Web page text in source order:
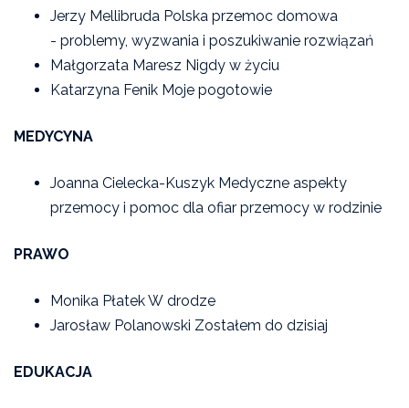
Jerzy Mellibruda Polska przemoc domowa
- problemy, wyzwania i poszukiwanie rozwiązań
Małgorzata Maresz Nigdy w życiu
Katarzyna Fenik Moje pogotowie
MEDYCYNA
Joanna Cielecka-Kuszyk Medyczne aspekty
przemocy i pomoc dla ofiar przemocy w rodzinie
PRAWO
Monika Płatek W drodze
Jarosław Polanowski Zostałem do dzisiaj
EDUKACJA